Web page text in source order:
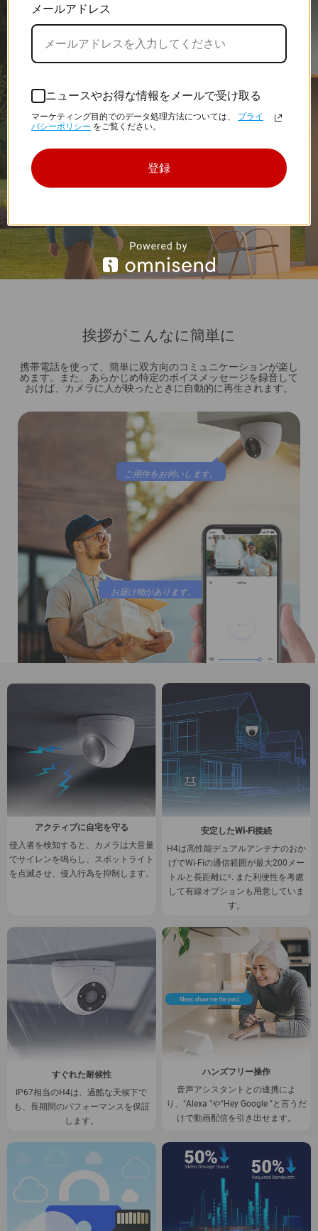
あなたの居場所がどこであれ、裏庭で起こっている異常を確認
することがはるかに簡単になります。デュアルマイク内臓のH4
は、集音能力が強化されてクリアな音を実現し、ピックアップ
挨拶がこんなに簡単に
携帯電話を使って、簡単に双方向のコミュニケーションが楽し
めます。また、あらかじめ特定のボイスメッセージを録音して
おけば、カメラに人が映ったときに自動的に再生されます。
ご用件をお伺いします。
お届け物があります。
アクティブに自宅を守る
侵入者を検知すると、カメラは大音量
でサイレンを鳴らし、スポットライト
を点滅させ、侵入行為を抑制します。
安定したWi-Fi接続
H4は高性能デュアルアンテナのおか
げでWi-Fiの通信範囲が最大200メー
トルと長距離に ⁵.
また利便性を考慮
して有線オプションも用意していま
す。
すぐれた耐候性
IP67相当のH4は、過酷な天候下で
も、長期間のパフォーマンスを保証
します。
ハンズフリー操作
音声アシスタントとの連携によ
り、"Alexa "や"Hey Google "と言うだ
けで動画配信を引き出せます。
メールアドレス
ニュースやお得な情報をメールで受け取る
マーケティング目的でのデータ処理方法については、 プライ
バシーポリシー をご覧ください。
登録